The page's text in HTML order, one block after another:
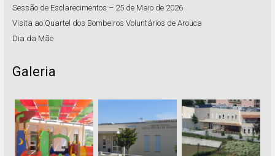
Sessão de Esclarecimentos – 25 de Maio de 2026
Visita ao Quartel dos Bombeiros Voluntários de Arouca
Dia da Mãe
Galeria